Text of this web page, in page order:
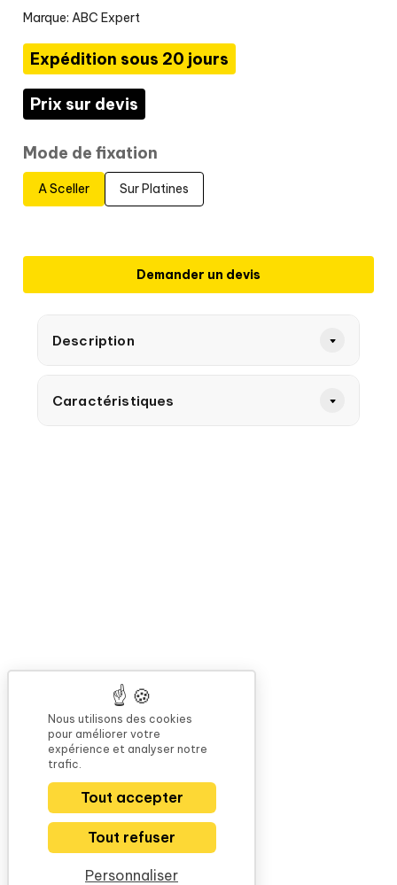
Marque: ABC Expert
Expédition sous 20 jours
Prix sur devis
Mode de fixation
A Sceller Sur Platines
Demander un devis
Description
Caractéristiques
Nous utilisons des cookies
pour améliorer votre
expérience et analyser notre
trafic.
Tout accepter
Tout refuser
Personnaliser